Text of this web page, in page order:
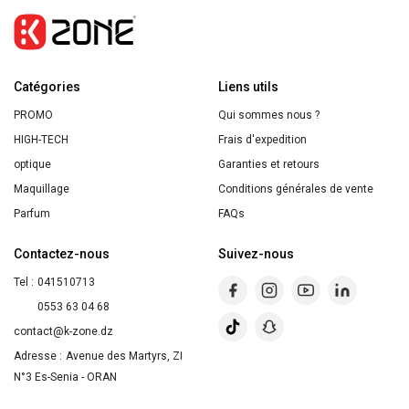
LASER
PUR
SÉRUM
NUIT
30ML
Catégories
PROMO
HIGH-TECH
optique
Maquillage
Parfum
Liens utils
Qui sommes nous ?
Frais d'expedition
Garanties et retours
Conditions générales de vente
FAQs
Contactez-nous
Tel : 041510713
0553 63 04 68
contact@k-zone.dz
Adresse : Avenue des Martyrs, ZI
N°3 Es-Senia - ORAN
Suivez-nous